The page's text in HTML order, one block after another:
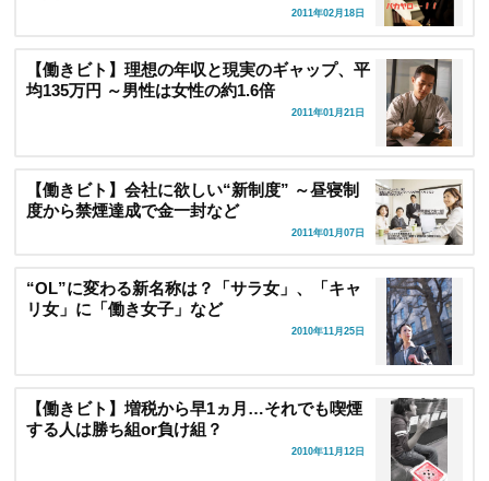
2011年02月18日
【働きビト】理想の年収と現実のギャップ、平
均135万円 ～男性は女性の約1.6倍
2011年01月21日
【働きビト】会社に欲しい“新制度” ～昼寝制
度から禁煙達成で金一封など
2011年01月07日
“OL”に変わる新名称は？「サラ女」、「キャ
リ女」に「働き女子」など
2010年11月25日
【働きビト】増税から早1ヵ月…それでも喫煙
する人は勝ち組or負け組？
2010年11月12日